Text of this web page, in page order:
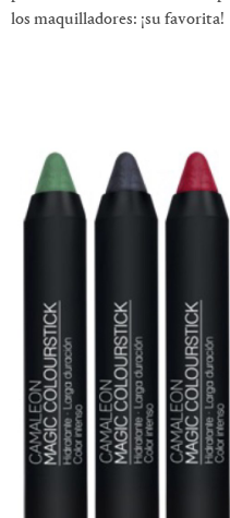
los maquilladores: ¡su favorita!